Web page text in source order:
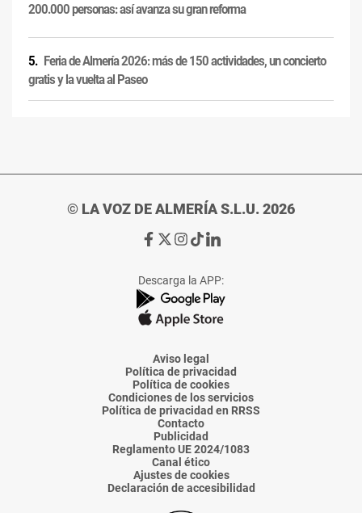
200.000 personas: así avanza su gran reforma
Feria de Almería 2026: más de 150 actividades, un concierto
gratis y la vuelta al Paseo
© LA VOZ DE ALMERÍA S.L.U. 2026
Ir
de
La
Voz
Almería
Ir
de
La
Voz
Almería
Ir
de
La
Voz
Almería
Ir
de
La
Voz
Almería
Ir
de
La
Voz
Descarga la APP:
Aviso legal
Política de privacidad
Política de cookies
Condiciones de los servicios
Política de privacidad en RRSS
Contacto
Publicidad
Reglamento UE 2024/1083
Canal ético
Ajustes de cookies
Declaración de accesibilidad